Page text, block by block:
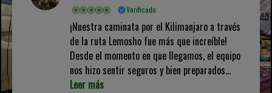
Verificado
¡Nuestra caminata por el Kilimanjaro a través
de la ruta Lemosho fue más que increíble!
Desde el momento en que llegamos, el equipo
nos hizo sentir seguros y bien preparados...
Leer más